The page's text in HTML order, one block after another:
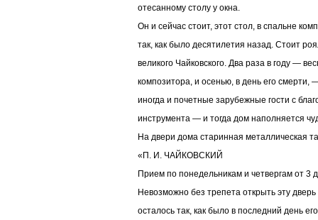
отесанному столу у окна.
Он и сейчас стоит, этот стол, в спальне
так, как было десятилетия назад. Стоит
великого Чайковского. Два раза в году —
композитора, и осенью, в день его
иногда и почетные зарубежные гости с
инструмента — и тогда дом наполняется
На двери дома старинная металлическая
«П. И. ЧАЙКОВСКИЙ
Прием по понедельникам и четвергам от 3
Невозможно без трепета открыть эту дверь
осталось так, как было в последний день